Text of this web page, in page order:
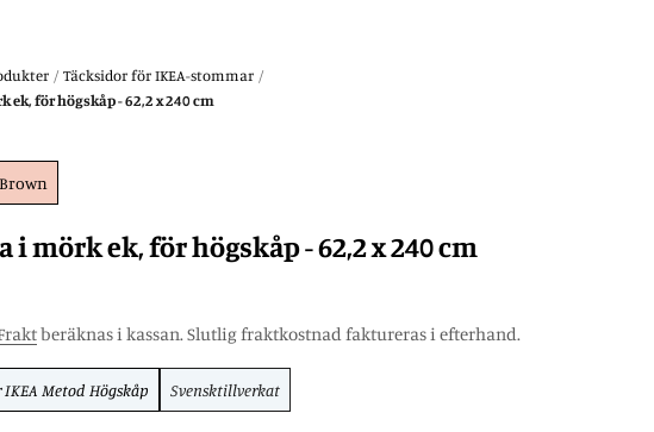
/ Täcksidor för IKEA-stommar /
ek, för högskåp - 62,2 x 240 cm
i mörk ek, för högskåp - 62,2 x 240 cm
beräknas i kassan. Slutlig fraktkostnad faktureras i efterhand.
IKEA Metod Högskåp Svensktillverkat